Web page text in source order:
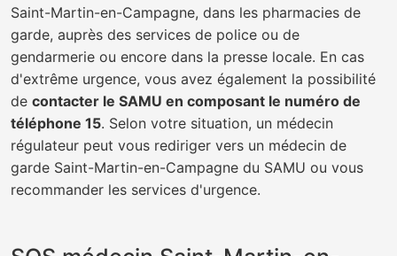
Saint-Martin-en-Campagne, dans les pharmacies de
garde, auprès des services de police ou de
gendarmerie ou encore dans la presse locale. En cas
d'extrême urgence, vous avez également la possibilité
de contacter le SAMU en composant le numéro de
téléphone 15. Selon votre situation, un médecin
régulateur peut vous rediriger vers un médecin de
garde Saint-Martin-en-Campagne du SAMU ou vous
recommander les services d'urgence.